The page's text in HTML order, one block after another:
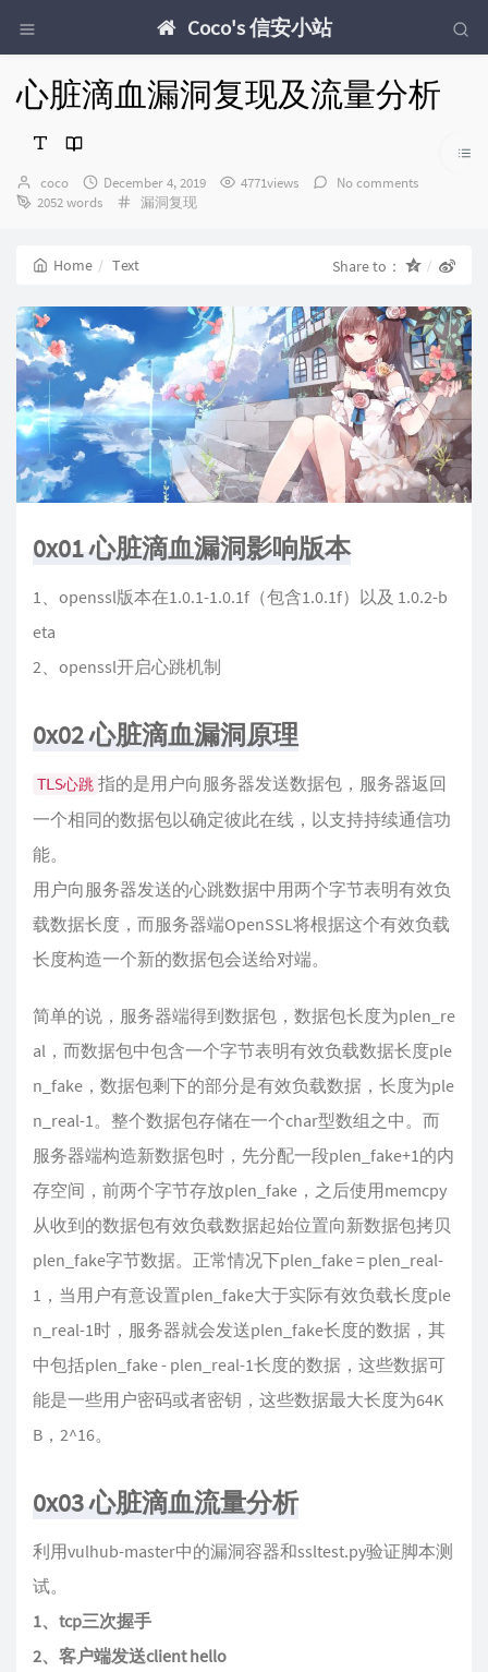
Coco's 信安小站
心脏滴血漏洞复现及流量分析
Author：
coco
发
December 4, 2019 4771views
No comments
2052 words
Categories：
漏洞复现
Home Text Share to：
0x01 心脏滴血漏洞影响版本
1、openssl版本在1.0.1-1.0.1f（包含1.0.1f）以及 1.0.2-b
eta
2、openssl开启心跳机制
0x02 心脏滴血漏洞原理
TLS心跳 指的是用户向服务器发送数据包，服务器返回
一个相同的数据包以确定彼此在线，以支持持续通信功
能。
用户向服务器发送的心跳数据中用两个字节表明有效负
载数据长度，而服务器端OpenSSL将根据这个有效负载
长度构造一个新的数据包会送给对端。
简单的说，服务器端得到数据包，数据包长度为plen_re
al，而数据包中包含一个字节表明有效负载数据长度ple
n_fake，数据包剩下的部分是有效负载数据，长度为ple
n_real-1。整个数据包存储在一个char型数组之中。而
服务器端构造新数据包时，先分配一段plen_fake+1的内
存空间，前两个字节存放plen_fake，之后使用memcpy
从收到的数据包有效负载数据起始位置向新数据包拷贝
plen_fake字节数据。正常情况下plen_fake = plen_real-
1，当用户有意设置plen_fake大于实际有效负载长度ple
n_real-1时，服务器就会发送plen_fake长度的数据，其
中包括plen_fake - plen_real-1长度的数据，这些数据可
能是一些用户密码或者密钥，这些数据最大长度为64K
B，2^16。
0x03 心脏滴血流量分析
利用vulhub-master中的漏洞容器和ssltest.py验证脚本测
试。
1、tcp三次握手
2、客户端发送client hello